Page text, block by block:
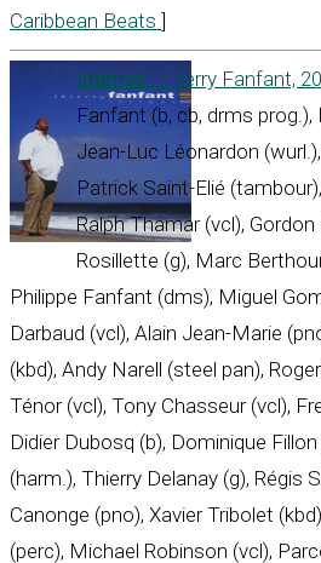
Caribbean Beats ]
Intimes (Thierry Fanfant,
Fanfant (b, cb, drms
Jean-Luc Léonardon
Patrick Saint-Elié
Ralph Thamar (vcl),
Rosillette (g), Marc
Philippe Fanfant (dms), Miguel
Darbaud (vcl), Alain Jean-Marie
(kbd), Andy Narell (steel pan),
Ténor (vcl), Tony Chasseur (vcl),
Didier Dubosq (b), Dominique
(harm.), Thierry Delanay (g), Régis
Canonge (pno), Xavier Tribolet
(perc), Michael Robinson (vcl),